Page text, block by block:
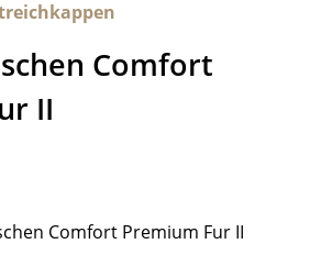
Comfort
II